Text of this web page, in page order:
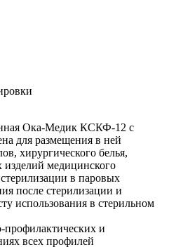
Ока-Медик КСКФ-12 с
для размещения в ней
хирургического белья,
изделий медицинского
в паровых
после стерилизации и
использования в стерильном
профилактических и
всех профилей